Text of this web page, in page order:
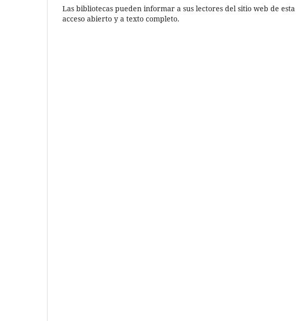
Las bibliotecas pueden informar a sus lectores del sitio web de
acceso abierto y a texto completo.